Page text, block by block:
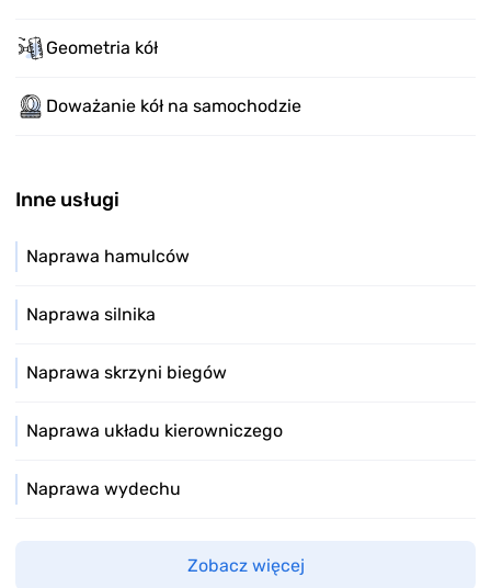
Geometria kół
Doważanie kół na samochodzie
Inne usługi
Naprawa hamulców
Naprawa silnika
Naprawa skrzyni biegów
Naprawa układu kierowniczego
Naprawa wydechu
Zobacz więcej